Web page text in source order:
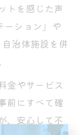
トを感じた声
ーション」や
自治体施設を併
金やサービス
前にすべて確
、安心して不